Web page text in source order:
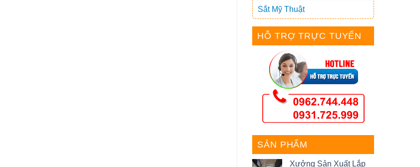
Sắt Mỹ Thuật
HỖ TRỢ TRỰC TUYẾN
SẢN PHẨM
Xưởng Sản Xuất Lắp